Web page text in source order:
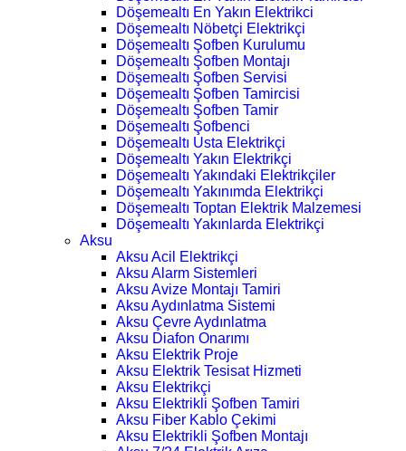
Döşemealtı En Yakın Elektrikci
Döşemealtı Nöbetçi Elektrikçi
Döşemealtı Şofben Kurulumu
Döşemealtı Şofben Montajı
Döşemealtı Şofben Servisi
Döşemealtı Şofben Tamircisi
Döşemealtı Şofben Tamir
Döşemealtı Şofbenci
Döşemealtı Usta Elektrikçi
Döşemealtı Yakın Elektrikçi
Döşemealtı Yakındaki Elektrikçiler
Döşemealtı Yakınımda Elektrikçi
Döşemealtı Toptan Elektrik Malzemesi
Döşemealtı Yakınlarda Elektrikçi
Aksu
Aksu Acil Elektrikçi
Aksu Alarm Sistemleri
Aksu Avize Montajı Tamiri
Aksu Aydınlatma Sistemi
Aksu Çevre Aydınlatma
Aksu Diafon Onarımı
Aksu Elektrik Proje
Aksu Elektrik Tesisat Hizmeti
Aksu Elektrikçi
Aksu Elektrikli Şofben Tamiri
Aksu Fiber Kablo Çekimi
Aksu Elektrikli Şofben Montajı